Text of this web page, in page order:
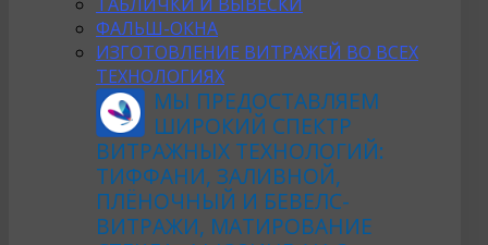
ФАЛЬШ-ОКНА
ИЗГОТОВЛЕНИЕ ВИТРАЖЕЙ ВО ВСЕХ
ТЕХНОЛОГИЯХ
МЫ ПРЕДОСТАВЛЯЕМ
ШИРОКИЙ СПЕКТР
ВИТРАЖНЫХ ТЕХНОЛОГИЙ:
ТИФФАНИ, ЗАЛИВНОЙ,
ПЛЁНОЧНЫЙ И БЕВЕЛС-
ВИТРАЖИ, МАТИРОВАНИЕ